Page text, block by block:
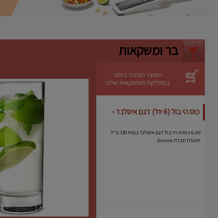
ניקוי קל– ניתן לשטיפה ידנית מהירה.
רגישים.
מבטיחה תוצאה מקצועית גם באפייה
ביתית.
בר ומשקאות
המוצר הנמכר ביותר
במחלקת המשקאות שלנו
כוס הי בול (6 יח') דגם איסלנד -
סט 6 כוסות הי בול דגם איסלנד בנפח 330 מ"ל
תוצרת חברת Arcoroc